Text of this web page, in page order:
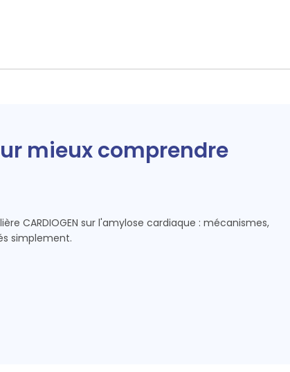
mieux comprendre
CARDIOGEN sur l'amylose cardiaque : mécanismes,
simplement.